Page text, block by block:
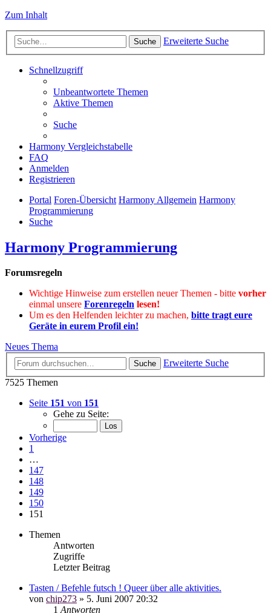
Zum Inhalt
Suche Erweiterte Suche
Schnellzugriff
Unbeantwortete Themen
Aktive Themen
Suche
Harmony Vergleichstabelle
FAQ
Anmelden
Registrieren
Portal Foren-Übersicht Harmony Allgemein Harmony
Programmierung
Suche
Harmony Programmierung
Forumsregeln
Wichtige Hinweise zum erstellen neuer Themen - bitte vorher
einmal unsere Forenregeln lesen!
Um es den Helfenden leichter zu machen, bitte tragt eure
Geräte in eurem Profil ein!
Neues Thema
Suche
Erweiterte Suche
7525 Themen
Seite 151 von 151
Gehe zu Seite:
Vorherige
1
…
147
148
149
150
151
Themen
Antworten
Zugriffe
Letzter Beitrag
Tasten / Befehle futsch ! Queer über alle aktivities.
von chip273 » 5. Juni 2007 20:32
1 Antworten